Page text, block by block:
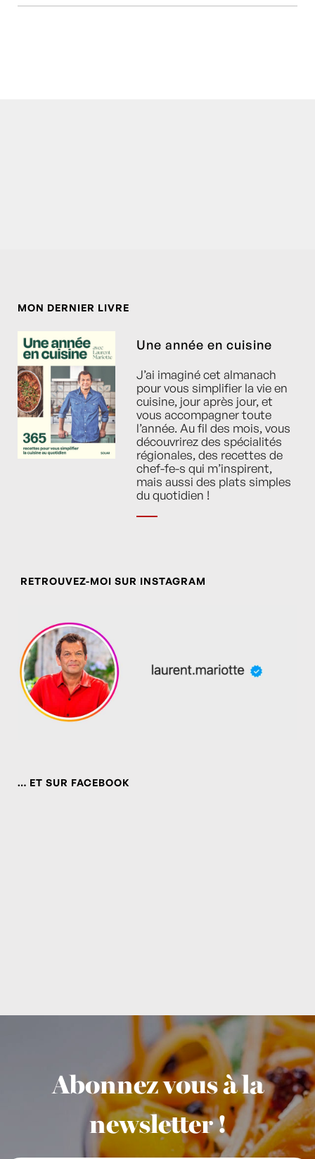
MON DERNIER LIVRE
Une année en cuisine
J’ai imaginé cet almanach
pour vous simplifier la vie en
cuisine, jour après jour, et
vous accompagner toute
l’année. Au fil des mois, vous
découvrirez des spécialités
régionales, des recettes de
chef-fe-s qui m’inspirent,
mais aussi des plats simples
du quotidien !
RETROUVEZ-MOI SUR INSTAGRAM
… ET SUR FACEBOOK
Abonnez vous à la
newsletter !